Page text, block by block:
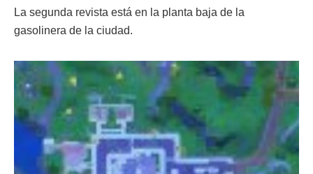
La segunda revista está en la planta baja de la
gasolinera de la ciudad.